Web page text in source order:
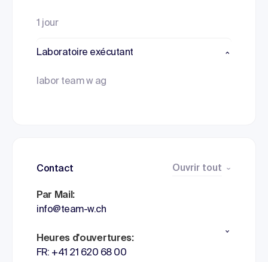
1 jour
Laboratoire exécutant
labor team w ag
Contact Ouvrir tout
Par Mail:
info@team-w.ch
Heures d'ouvertures:
FR: +41 21 620 68 00